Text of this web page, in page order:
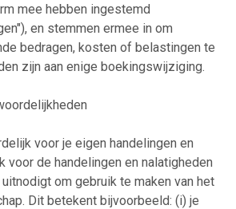
mee hebben ingestemd
en stemmen ermee in om
bedragen, kosten of belastingen te
zijn aan enige boekingswijziging.
voor je eigen handelingen en
voor de handelingen en nalatigheden
om gebruik te maken van het
Dit betekent bijvoorbeeld: (i) je